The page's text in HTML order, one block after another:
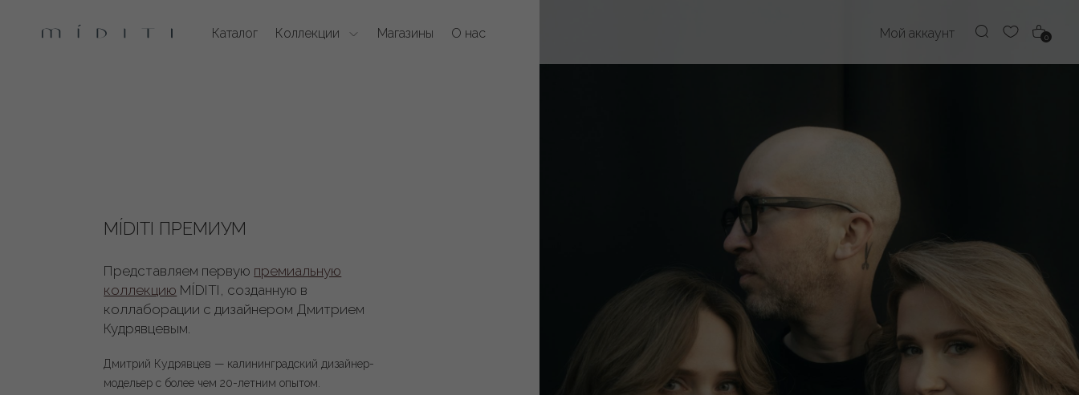
Каталог Коллекции Магазины О нас Мой аккаунт 0
MÍDITI ПРЕМИУМ
Представляем первую премиальную
коллекцию MÍDITI, созданную в
коллаборации с дизайнером Дмитрием
Кудрявцевым.
Дмитрий Кудрявцев — калининградский дизайнер-
модельер с более чем 20-летним опытом.